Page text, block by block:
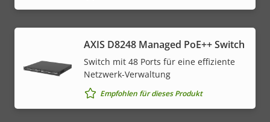
AXIS D8248 Managed PoE++ Switch
Switch mit 48 Ports für eine effiziente
Netzwerk-Verwaltung
Empfohlen für dieses Produkt